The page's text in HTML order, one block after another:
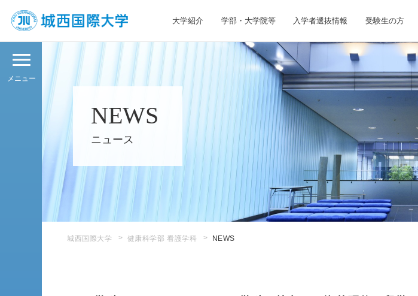
大学紹介 学部・大学院等 入学者選抜情報 受験生の方
メニュー
NEWS
ニュース
城西国際大学 健康科学部 看護学科 NEWS